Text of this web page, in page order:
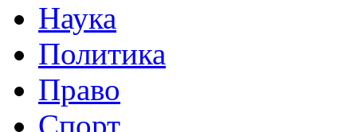
Наука
Политика
Право